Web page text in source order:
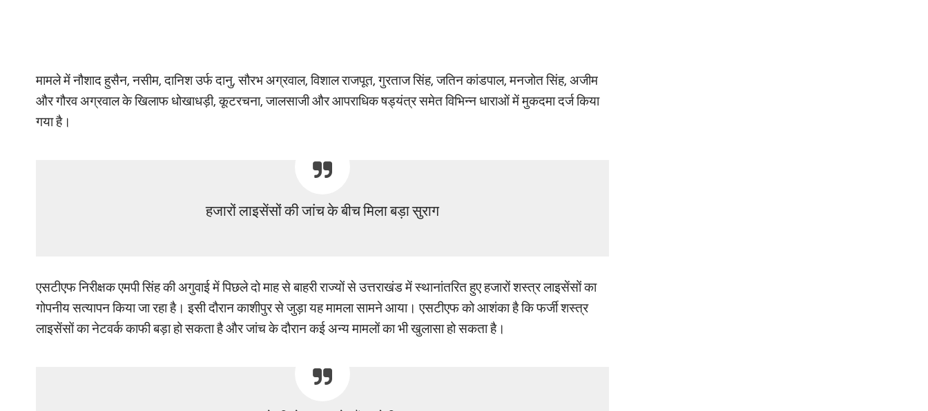
मामले में नौशाद हुसैन, नसीम, दानिश उर्फ दानु, सौरभ अग्रवाल, विशाल राजपूत, गुरताज सिंह, जतिन कांडपाल, मनजोत सिंह, अजीम
और गौरव अग्रवाल के खिलाफ धोखाधड़ी, कूटरचना, जालसाजी और आपराधिक षड्यंत्र समेत विभिन्न धाराओं में मुकदमा दर्ज किया
गया है।
हजारोंलाइसेंसों की जांच के बीच मिला बड़ा सुराग
एसटीएफ निरीक्षक एमपी सिंह की अगुवाई में पिछले दो माह से बाहरी राज्यों से उत्तराखंड में स्थानांतरित हुए हजारों शस्त्र लाइसेंसों का
गोपनीय सत्यापन किया जा रहा है। इसी दौरान काशीपुर से जुड़ा यह मामला सामने आया। एसटीएफ को आशंका है कि फर्जी शस्त्र
लाइसेंसों का नेटवर्क काफी बड़ा हो सकता है और जांच के दौरान कई अन्य मामलों का भी खुलासा हो सकता है।